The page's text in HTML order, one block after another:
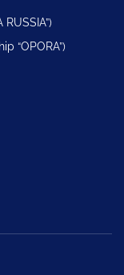
“OPORA”)